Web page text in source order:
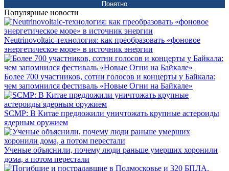
Понятно
Популярные новости
Neutrinovoltaic‑технология: как преобразовать «фоновое
энергетическое море» в источник энергии
Более 700 участников, сотни голосов и концерты у Байкала:
чем запомнился фестиваль «Новые Огни на Байкале»
SCMP: В Китае предложили уничтожать крупные астероиды
ядерным оружием
Ученые объяснили, почему люди раньше умерших хоронили
дома, а потом перестали